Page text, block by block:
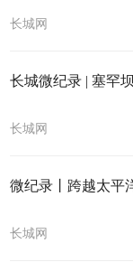
长城网
长城微纪录 | 塞罕
长城网
微纪录丨跨越太平
长城网